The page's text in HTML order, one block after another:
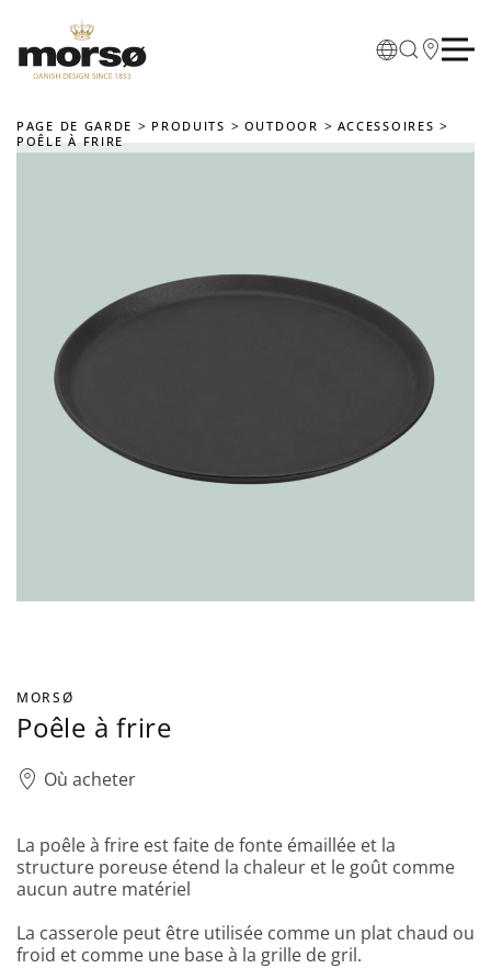
Skip to main content
PAGE DE GARDE PRODUITS OUTDOOR
ACCESSOIRES
POÊLE À FRIRE
MORSØ
Poêle à frire
Où acheter
La poêle à frire est faite de fonte émaillée et la
structure poreuse étend la chaleur et le goût comme
aucun autre matériel
La casserole peut être utilisée comme un plat chaud ou
froid et comme une base à la grille de gril.